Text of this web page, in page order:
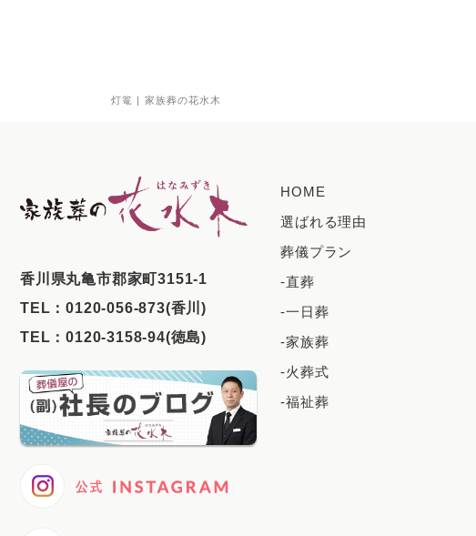
灯篭 | 家族葬の花水木
⾹川県丸⻲市郡家町3151-1
TEL：0120-056-873(香川)
TEL：0120-3158-94(徳島)
HOME
選ばれる理由
葬儀プラン
-直葬
-一日葬
-家族葬
-火葬式
-福祉葬